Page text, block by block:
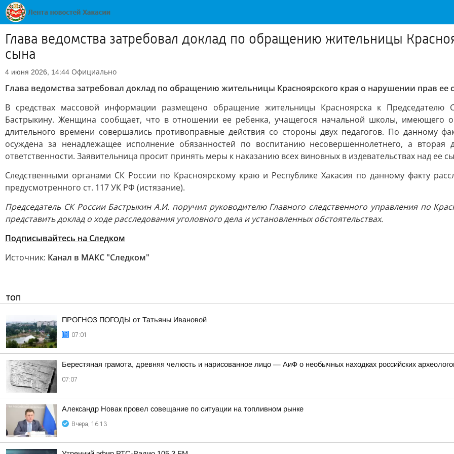
Глава ведомства затребовал доклад по обращению жительницы
сына
4 июня 2026, 14:44 Официально
Глава ведомства затребовал доклад по обращению жительницы Красноярского края о нарушении прав ее
В средствах массовой информации размещено обращение жительницы Красноярска к Председателю
Бастрыкину. Женщина сообщает, что в отношении ее ребенка, учащегося начальной школы, имеющего
длительного времени совершались противоправные действия со стороны двух педагогов. По данному
осуждена за ненадлежащее исполнение обязанностей по воспитанию несовершеннолетнего, а
ответственности. Заявительница просит принять меры к наказанию всех виновных в издевательствах над ее
Следственными органами СК России по Красноярскому краю и Республике Хакасия по данному факту
предусмотренного ст. 117 УК РФ (истязание).
Председатель СК России Бастрыкин А.И. поручил руководителю Главного следственного управления по
представить доклад о ходе расследования уголовного дела и установленных обстоятельствах.
Подписывайтесь на Следком
Источник: Канал в МАКС "Следком"
ТОП
ПРОГНОЗ ПОГОДЫ от Татьяны Ивановой
07:01
Берестяная грамота, древняя челюсть и нарисованное лицо — АиФ о необычных находках российских
07:07
Александр Новак провел совещание по ситуации на топливном рынке
Вчера, 16:13